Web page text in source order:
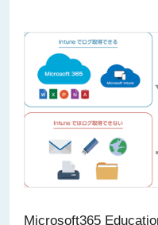
Microsoft365